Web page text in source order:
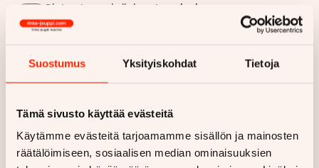
Suostumus Yksityiskohdat Tietoja
Tämä sivusto käyttää evästeitä
Käytämme evästeitä tarjoamamme sisällön ja mainosten
räätälöimiseen, sosiaalisen median ominaisuuksien
Rinta-Jouppi sijaisautopalvelu
99 €
Kuukausierä
Haluan myös tarjouksen vakuutuksesta